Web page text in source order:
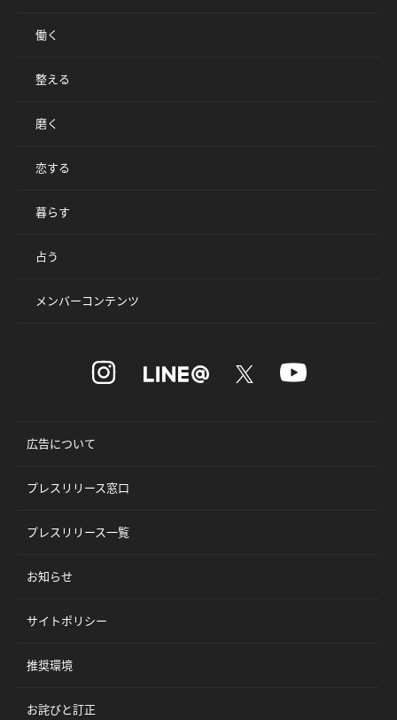
働く
整える
磨く
恋する
暮らす
占う
メンバーコンテンツ
広告について
プレスリリース窓口
プレスリリース一覧
お知らせ
サイトポリシー
推奨環境
お詫びと訂正